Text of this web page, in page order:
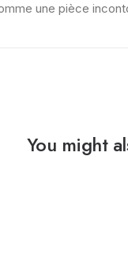
une pièce
You might